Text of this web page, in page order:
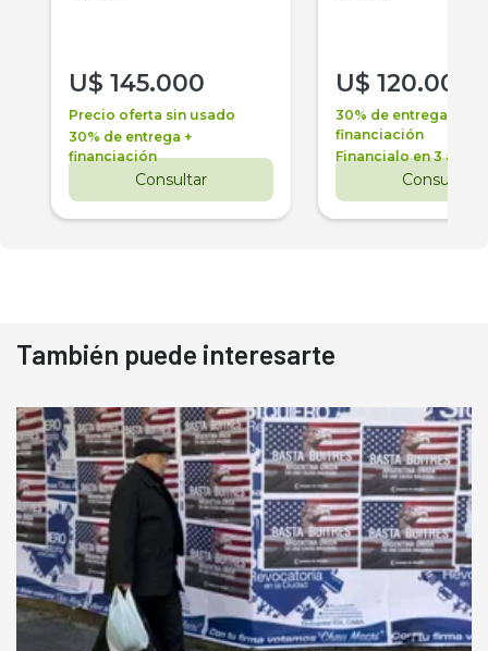
U$ 145.000
Precio oferta sin usado
30% de entrega +
financiación
Consultar
U$ 120.000
30% de entrega +
financiación
Financialo en 3 años
Consultar
También puede interesarte